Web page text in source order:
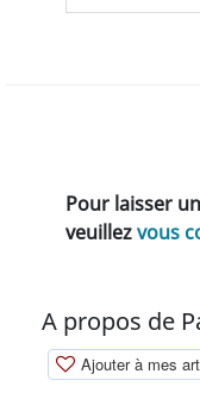
Pour laisser
veuillezvous
A propos de
Ajouter à mes